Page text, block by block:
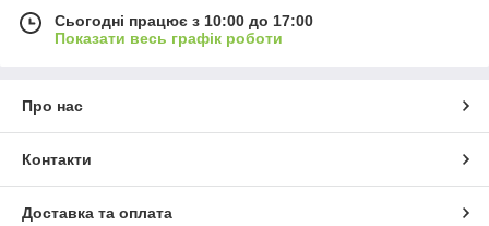
Сьогодні працює з 10:00 до 17:00
Показати весь графік роботи
Про нас
Контакти
Доставка та оплата